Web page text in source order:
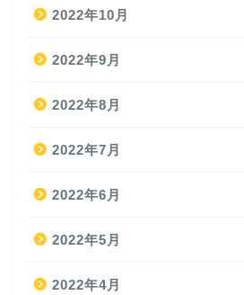
2022年10月
2022年9月
2022年8月
2022年7月
2022年6月
2022年5月
2022年4月